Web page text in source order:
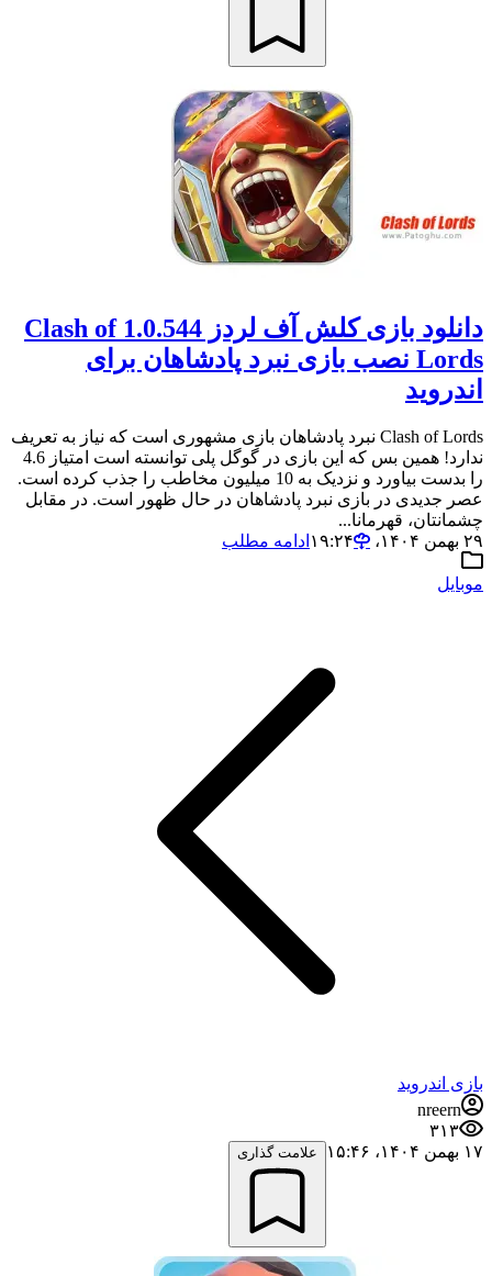
دانلود بازی کلش آف لردز 1.0.544 Clash of
Lords نصب بازی نبرد پادشاهان برای
اندروید
Clash of Lords نبرد پادشاهان بازی مشهوری است که نیاز به تعریف
ندارد! همین بس که این بازی در گوگل پلی توانسته است امتیاز 4.6
را بدست بیاورد و نزدیک به 10 میلیون مخاطب را جذب کرده است.
عصر جدیدی در بازی نبرد پادشاهان در حال ظهور است. در مقابل
چشمانتان، قهرمانا...
۲۹ بهمن ۱۴۰۴،‏ ۱۹:۲۴
ادامه مطلب
موبایل
بازی اندروید
nreern
۳۱۳
۱۷ بهمن ۱۴۰۴،‏ ۱۵:۴۶
علامت گذاری